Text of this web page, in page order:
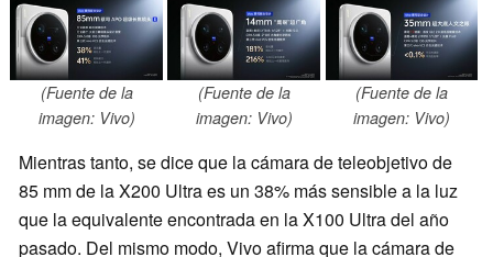
(Fuente de la
imagen: Vivo)
(Fuente de la
imagen: Vivo)
(Fuente de la
imagen: Vivo)
Mientras tanto, se dice que la cámara de teleobjetivo de
85 mm de la X200 Ultra es un 38% más sensible a la luz
que la equivalente encontrada en la X100 Ultra del año
pasado. Del mismo modo, Vivo afirma que la cámara de